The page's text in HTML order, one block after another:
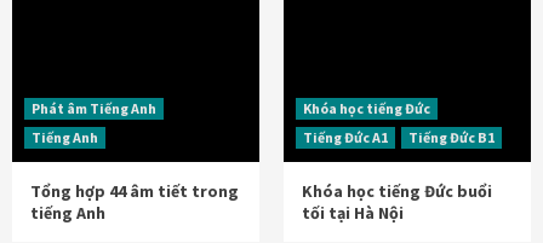
Phát âm Tiếng Anh
Tiếng Anh
Tổng hợp 44 âm tiết trong
tiếng Anh
Khóa học tiếng Đức
Tiếng Đức A1
Tiếng Đức B1
Khóa học tiếng Đức buổi
tối tại Hà Nội